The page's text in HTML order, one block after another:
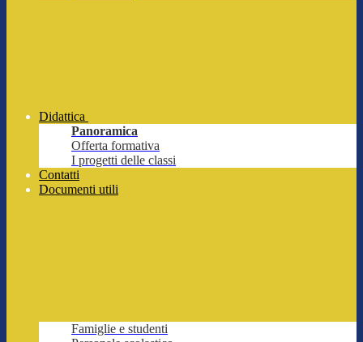
Didattica
Panoramica
Offerta formativa
I progetti delle classi
Contatti
Documenti utili
Famiglie e studenti